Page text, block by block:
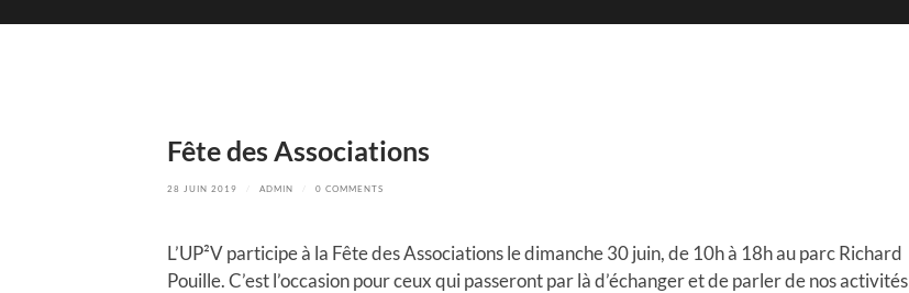
Fête des Associations
28 JUIN 2019 ADMIN 0 COMMENTS
L’UP²V participe à la Fête des Associations le dimanche 30 juin, de 10h à 18h au parc Richard
Pouille. C’est l’occasion pour ceux qui passeront par là d’échanger et de parler de nos activités